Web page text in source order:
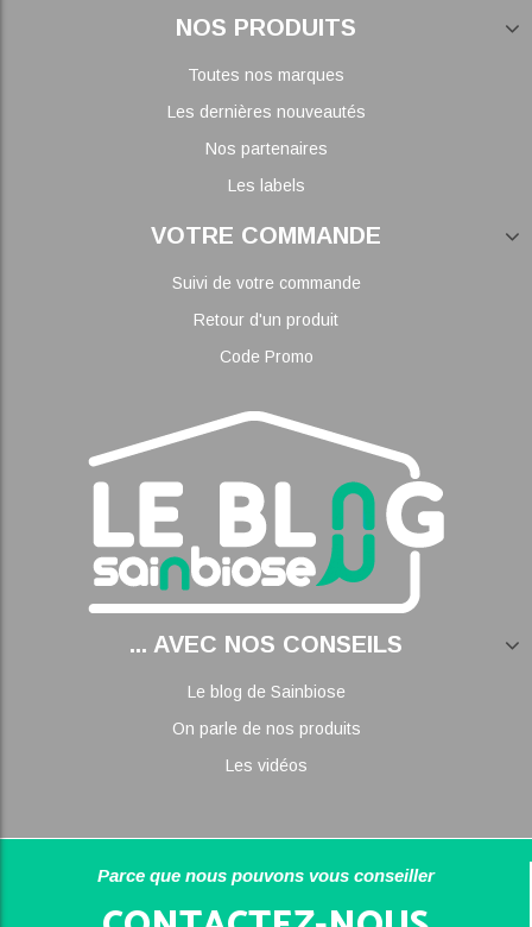
NOS PRODUITS
Toutes nos marques
Les dernières nouveautés
Nos partenaires
Les labels
VOTRE COMMANDE
Suivi de votre commande
Retour d'un produit
Code Promo
... AVEC NOS CONSEILS
Le blog de Sainbiose
On parle de nos produits
Les vidéos
Parce que nous pouvons vous conseiller